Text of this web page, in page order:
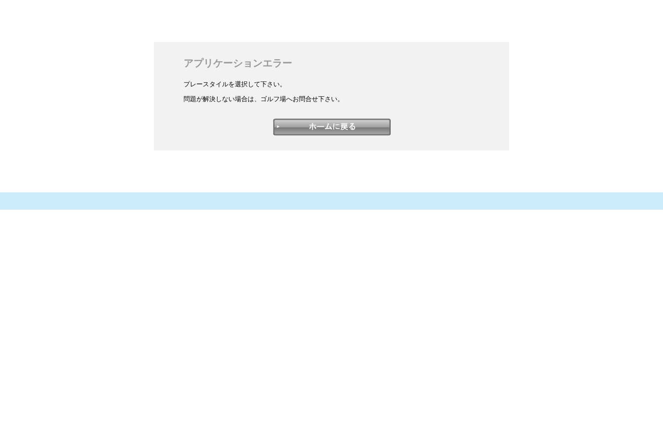
アプリケーションエラー
プレースタイルを選択して下さい。
問題が解決しない場合は、ゴルフ場へお問合せ下さい。